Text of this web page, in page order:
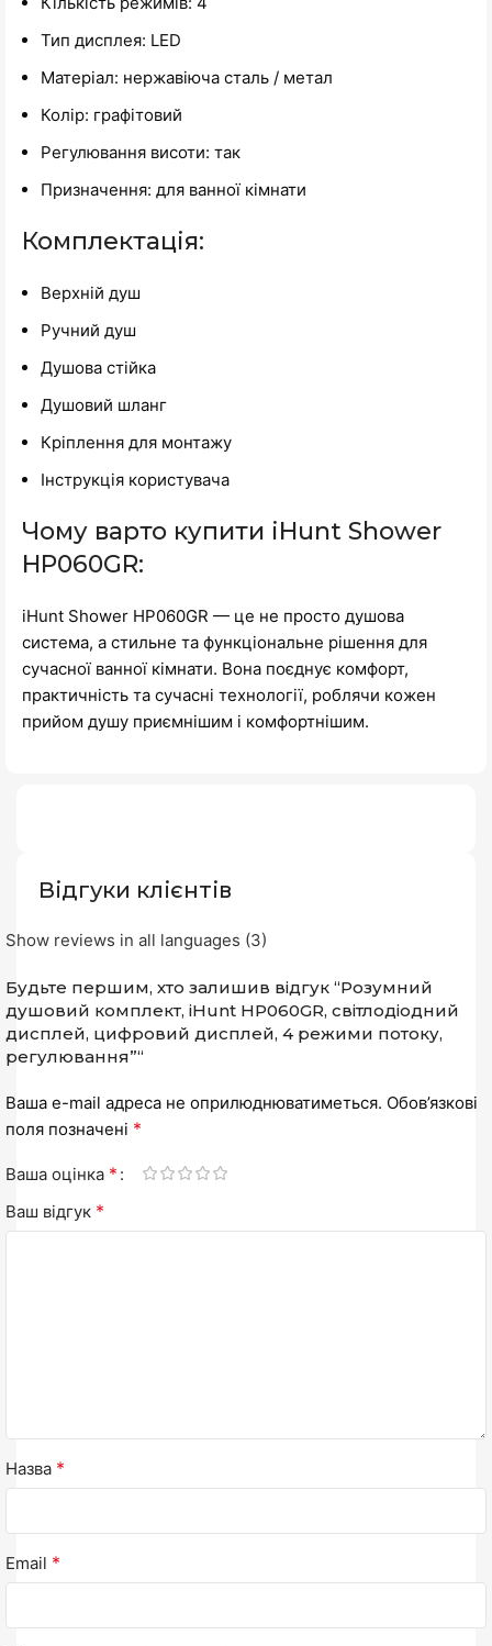
Тип дисплея: LED
Матеріал: нержавіюча сталь / метал
Колір: графітовий
Регулювання висоти: так
Призначення: для ванної кімнати
Комплектація:
Верхній душ
Ручний душ
Душова стійка
Душовий шланг
Кріплення для монтажу
Інструкція користувача
Чому варто купити iHunt Shower
HP060GR:
iHunt Shower HP060GR — це не просто душова
система, а стильне та функціональне рішення для
сучасної ванної кімнати. Вона поєднує комфорт,
практичність та сучасні технології, роблячи кожен
прийом душу приємнішим і комфортнішим.
Відгуки клієнтів
Show reviews in all languages (3)
Будьте першим, хто залишив відгук “Розумний
душовий комплект, iHunt HP060GR, світлодіодний
дисплей, цифровий дисплей, 4 режими потоку,
регулювання”“
Ваша e-mail адреса не оприлюднюватиметься. Обов’язкові
поля позначені *
Ваша оцінка *
Ваш відгук *
Назва *
Email *